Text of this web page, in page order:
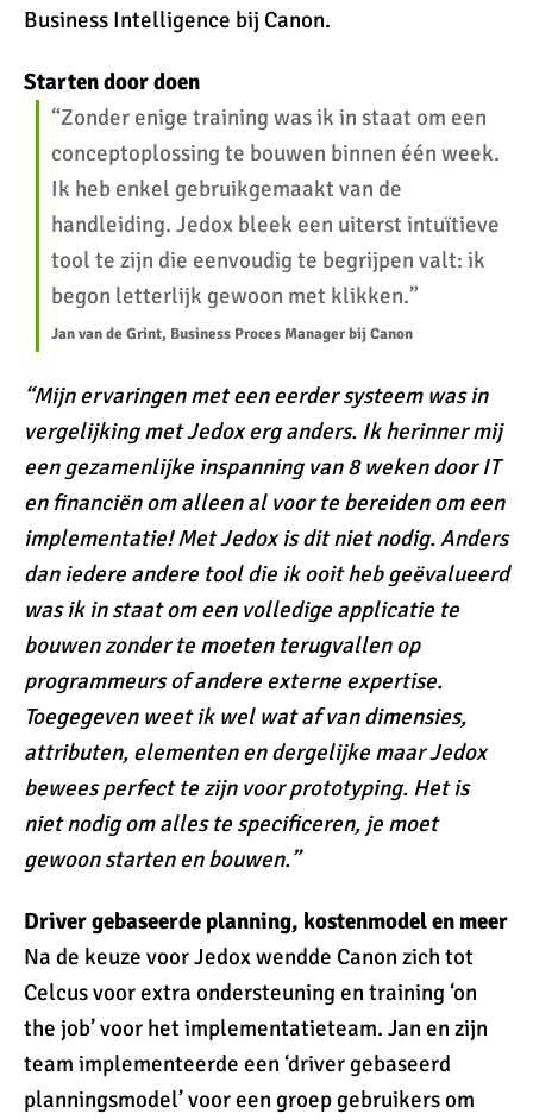
Business Intelligence bij Canon.
Starten door doen
“Zonder enige training was ik in staat om een
conceptoplossing te bouwen binnen één week.
Ik heb enkel gebruikgemaakt van de
handleiding. Jedox bleek een uiterst intuïtieve
tool te zijn die eenvoudig te begrijpen valt: ik
begon letterlijk gewoon met klikken.”
Jan van de Grint, Business Proces Manager bij Canon
“Mijn ervaringen met een eerder systeem was in
vergelijking met Jedox erg anders. Ik herinner mij
een gezamenlijke inspanning van 8 weken door IT
en financiën om alleen al voor te bereiden om een
implementatie! Met Jedox is dit niet nodig. Anders
dan iedere andere tool die ik ooit heb geëvalueerd
was ik in staat om een volledige applicatie te
bouwen zonder te moeten terugvallen op
programmeurs of andere externe expertise.
Toegegeven weet ik wel wat af van dimensies,
attributen, elementen en dergelijke maar Jedox
bewees perfect te zijn voor prototyping. Het is
niet nodig om alles te specificeren, je moet
gewoon starten en bouwen.”
Driver gebaseerde planning, kostenmodel en meer
Na de keuze voor Jedox wendde Canon zich tot
Celcus voor extra ondersteuning en training ‘on
the job’ voor het implementatieteam. Jan en zijn
team implementeerde een ‘driver gebaseerd
planningsmodel’ voor een groep gebruikers om